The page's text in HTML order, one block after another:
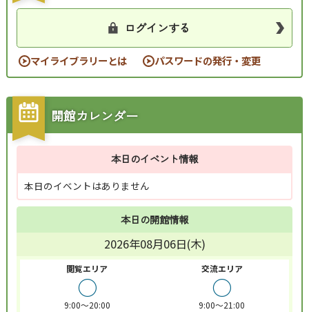
ログインする
マイライブラリーとは パスワードの発行・変更
開館カレンダー
本日のイベント情報
本日のイベントはありません
本日の開館情報
2026年08月06日(木)
閲覧エリア
○
9:00～20:00
交流エリア
○
9:00～21:00